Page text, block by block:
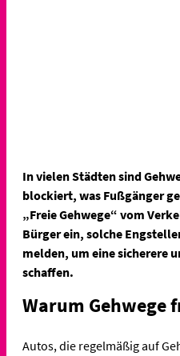
In vielen Städten sind
blockiert, was Fußgänger
„Freie Gehwege“ vom
Bürger ein, solche
melden, um eine sicherere
schaffen.
Warum Gehwege
Autos, die regelmäßig auf